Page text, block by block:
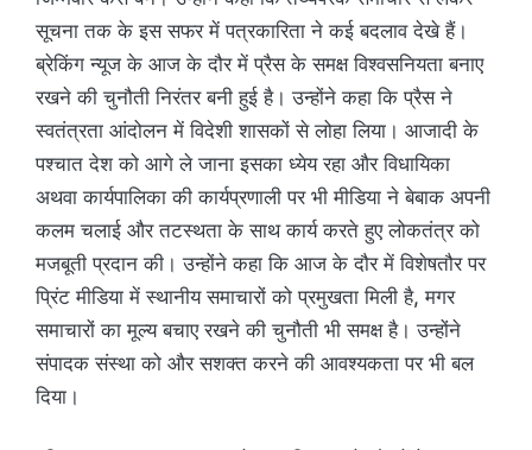
सूचना तक के इस सफर में पत्रकारिता ने कई बदलाव देखे हैं।
ब्रेकिंग न्यूज के आज के दौर में प्रैस के समक्ष विश्वसनियता बनाए
रखने की चुनौती निरंतर बनी हुई है। उन्होंने कहा कि प्रैस ने
स्वतंत्रता आंदोलन में विदेशी शासकों से लोहा लिया। आजादी के
पश्चात देश को आगे ले जाना इसका ध्येय रहा और विधायिका
अथवा कार्यपालिका की कार्यप्रणाली पर भी मीडिया ने बेबाक अपनी
कलम चलाई और तटस्थता के साथ कार्य करते हुए लोकतंत्र को
मजबूती प्रदान की। उन्होंने कहा कि आज के दौर में विशेषतौर पर
प्रिंट मीडिया में स्थानीय समाचारों को प्रमुखता मिली है, मगर
समाचारों का मूल्य बचाए रखने की चुनौती भी समक्ष है। उन्होंने
संपादक संस्था को और सशक्त करने की आवश्यकता पर भी बल
दिया।